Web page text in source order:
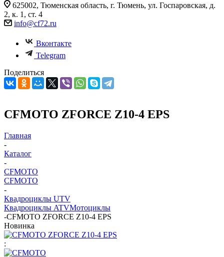
625002, Тюменская область, г. Тюмень, ул. Госпаровская, д.
2, к. 1, ст. 4
info@cf72.ru
Вконтакте
Telegram
Поделиться
CFMOTO ZFORCE Z10-4 EPS
Главная
-
Каталог
-
CFMOTO
CFMOTO
-
Квадроциклы UTV
Квадроциклы ATVМотоциклы
-CFMOTO ZFORCE Z10-4 EPS
Новинка
: